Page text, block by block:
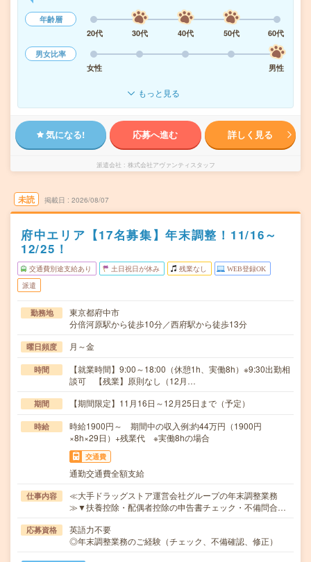
年齢層
20代
30代 40代 50代
60代
男女比率
女性
男性
もっと見る
気になる! 応募へ進む 詳しく見る
派遣会社 株式会社アヴァンティスタッフ
未読 掲載日 2026/08/07
府中エリア【17名募集】年末調整！11/16～
12/25！
交通費別途支給あり 土日祝日が休み 残業なし WEB登録OK
派遣
勤務地
東京都府中市
分倍河原駅から徒歩10分／西府駅から徒歩13分
曜日頻度 月～金
時間
【就業時間】9:00～18:00（休憩1h、実働8h）※9:30出勤相
談可 【残業】原則なし（12月…
期間 【期間限定】11月16日～12月25日まで（予定）
時給
時給1900円～ 期間中の収入例:約44万円（1900円
×8h×29日）+残業代 ※実働8hの場合
交通費
通勤交通費全額支給
仕事内容
≪大手ドラッグストア運営会社グループの年末調整業務
≫▼扶養控除・配偶者控除の申告書チェック・不備問合…
応募資格
英語力不要
◎年末調整業務のご経験（チェック、不備確認、修正）